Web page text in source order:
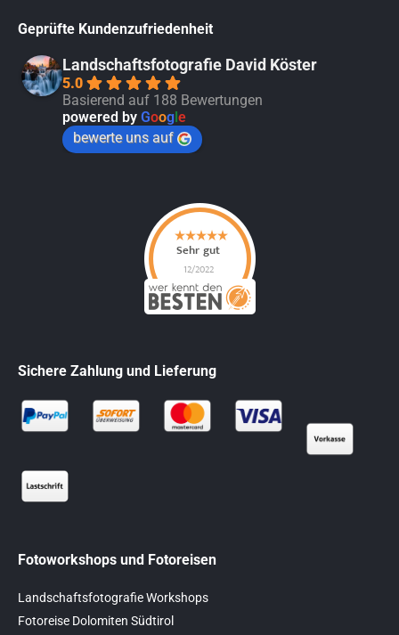
Geprüfte Kundenzufriedenheit
Landschaftsfotografie David Köster
5.0
Basierend auf 188 Bewertungen
powered by Goog e
bewerte uns auf
Sichere Zahlung und Lieferung
Fotoworkshops und Fotoreisen
Landschaftsfotografie Workshops
Fotoreise Dolomiten Südtirol